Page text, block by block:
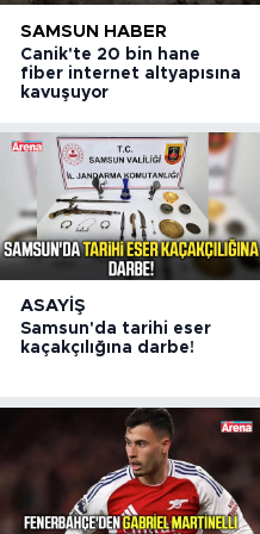
SAMSUN HABER
Canik'te 20 bin hane
fiber internet altyapısına
kavuşuyor
ASAYIŞ
Samsun'da tarihi eser
kaçakçılığına darbe!